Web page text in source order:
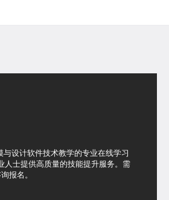
设计软件技术教学的专业在线学习
人士提供高质量的技能提升服务。需
报名。